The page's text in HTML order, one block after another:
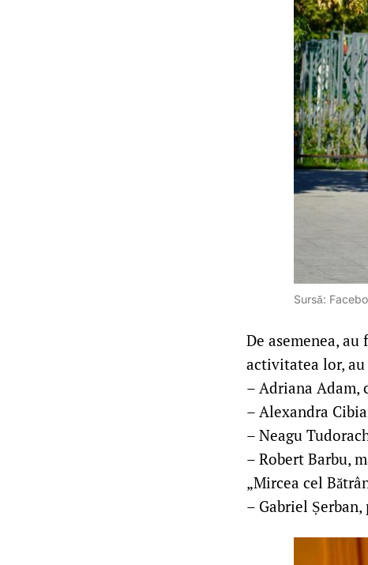
Sursă:
De asemenea,
activitatea lor,
– Adriana Adam,
– Alexandra
– Neagu
– Robert Barbu,
„Mircea cel
– Gabriel